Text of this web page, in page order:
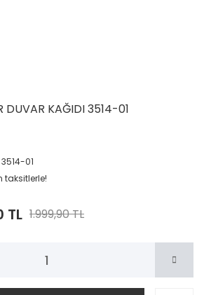
DUVAR KAĞIDI 3514-01
3514-01
taksitlerle!
TL 1.999,90 TL